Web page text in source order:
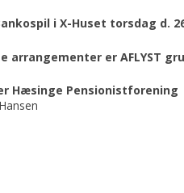
i X-Huset torsdag d.
arrangementer er AFLYST
Hæsinge Pensionistforening